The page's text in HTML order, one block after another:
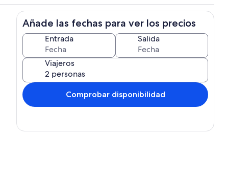
Cocina privada
Añade las fechas para ver los precios
Entrada Salida
Viajeros
Comprobar disponibilidad